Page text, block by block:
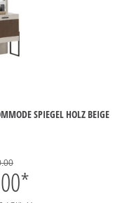
SPIEGEL HOLZ BEIGE
*